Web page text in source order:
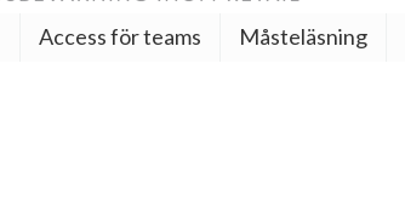
Access för teams Måsteläsning